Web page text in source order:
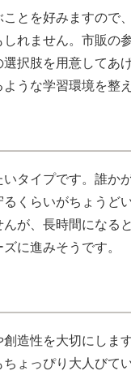
とを好みますので
れません。市販の
択肢を用意してあ
うな学習環境を整
タイプです。誰か
くらいがちょうど
が、長時間になる
に進みそうです。
造性を大切にしま
ょっぴり大人びて